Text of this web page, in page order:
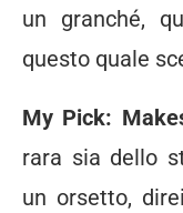
un granché,
questo quale
My Pick:
rara sia dello
un orsetto,